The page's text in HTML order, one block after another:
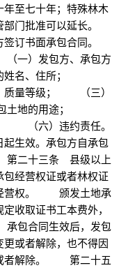
至七十年；特殊林木
门批准可以延长。
书面承包合同。
）发包方、承包方
的姓名、住所；
、质量等级； （三）
土地的用途；
； （六）违约责任。
生效。承包方自承包
二十三条 县级以上
经营权证或者林权证
经营权。 颁发土地承
收取证书工本费外，
包合同生效后，发包
或者解除，也不得因
或者解除。 第二十五